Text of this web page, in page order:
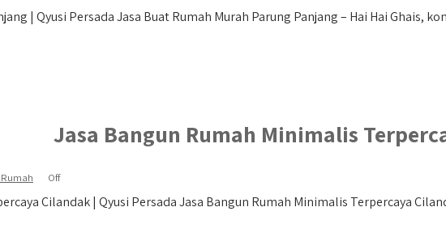
| Qyusi Persada Jasa Buat Rumah Murah Parung Panjang – Hai Hai Ghais,
Jasa Bangun Rumah Minimalis
Off
Cilandak | Qyusi Persada Jasa Bangun Rumah Minimalis Terpercaya